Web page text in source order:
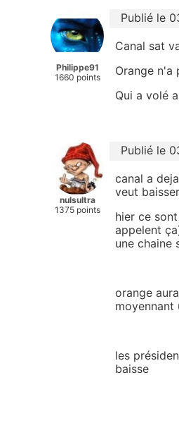
Philippe91
1660 points
Publié le
Canal sat
Orange n'a
Qui a volé
nulsultra
1375 points
Publié le
canal a
veut
hier ce
appelent
une chaine
orange
les
baisse